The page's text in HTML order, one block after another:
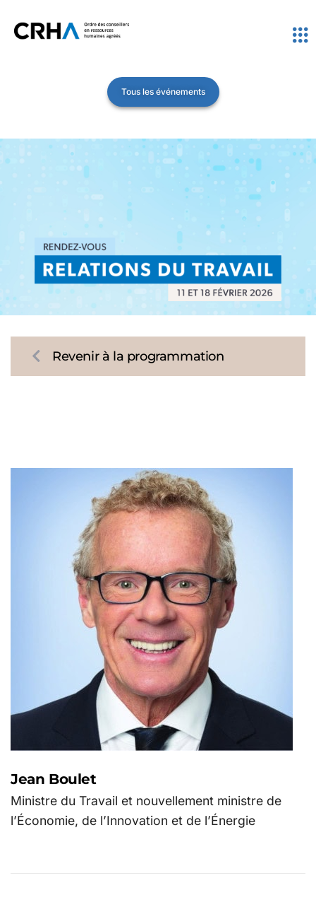
Tous les événements
Revenir à la programmation
Jean Boulet
Ministre du Travail et nouvellement ministre de
l’Économie, de l’Innovation et de l’Énergie